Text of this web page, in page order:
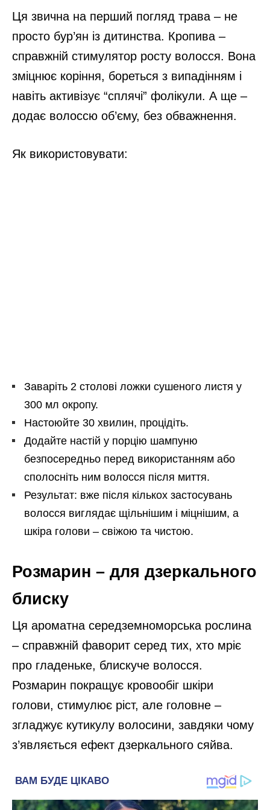
Ця звична на перший погляд трава – не
просто бур’ян із дитинства. Кропива –
справжній стимулятор росту волосся. Вона
зміцнює коріння, бореться з випадінням і
навіть активізує “сплячі” фолікули. А ще –
додає волоссю об’єму, без обважнення.
Як використовувати:
Заваріть 2 столові ложки сушеного листя у
300 мл окропу.
Настоюйте 30 хвилин, процідіть.
Додайте настій у порцію шампуню
безпосередньо перед використанням або
сполосніть ним волосся після миття.
Результат: вже після кількох застосувань
волосся виглядає щільнішим і міцнішим, а
шкіра голови – свіжою та чистою.
Розмарин – для дзеркального
блиску
Ця ароматна середземноморська рослина
– справжній фаворит серед тих, хто мріє
про гладеньке, блискуче волосся.
Розмарин покращує кровообіг шкіри
голови, стимулює ріст, але головне –
згладжує кутикулу волосини, завдяки чому
з’являється ефект дзеркального сяйва.